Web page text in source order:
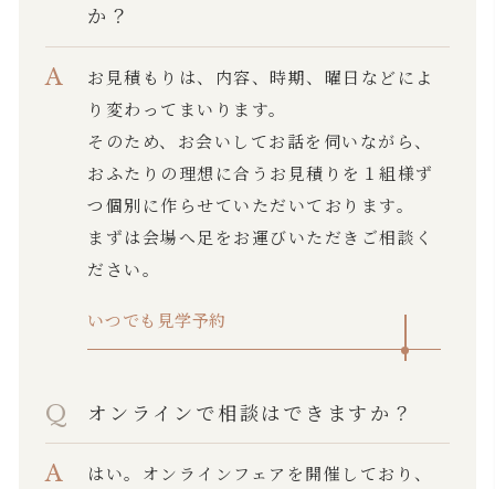
か？
お見積もりは、内容、時期、曜日などによ
り変わってまいります。
そのため、お会いしてお話を伺いながら、
おふたりの理想に合うお見積りを１組様ず
つ個別に作らせていただいております。
まずは会場へ足をお運びいただきご相談く
ださい。
いつでも見学予約
オンラインで相談はできますか？
はい。オンラインフェアを開催しており、